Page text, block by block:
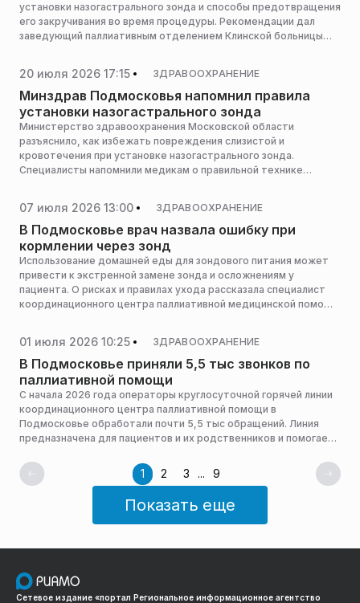
установки назогастрального зонда и способы предотвращения
его закручивания во время процедуры. Рекомендации дал
заведующий паллиативным отделением Клинской больницы
20 июля 2026 17:15 ЗДРАВООХРАНЕНИЕ
Минздрав Подмосковья напомнил правила
установки назогастрального зонда
Министерство здравоохранения Московской области
разъяснило, как избежать повреждения слизистой и
кровотечения при установке назогастрального зонда.
Специалисты напомнили медикам о правильной технике
07 июля 2026 13:00 ЗДРАВООХРАНЕНИЕ
В Подмосковье врач назвала ошибку при
кормлении через зонд
Использование домашней еды для зондового питания может
привести к экстренной замене зонда и осложнениям у
пациента. О рисках и правилах ухода рассказала специалист
координационного центра паллиативной медицинской помощи
01 июля 2026 10:25 ЗДРАВООХРАНЕНИЕ
В Подмосковье приняли 5,5 тыс звонков по
паллиативной помощи
С начала 2026 года операторы круглосуточной горячей линии
координационного центра паллиативной помощи в
Подмосковье обработали почти 5,5 тыс обращений. Линия
предназначена для пациентов и их родственников и помогает
сообщает пресс-служба министерства здравоохранения
Московской области.
1 2 3 ... 9
Показать еще
Сетевое издание «портал Региональное информационное агентство